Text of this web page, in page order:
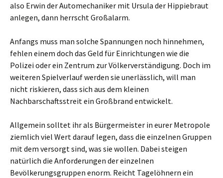
also Erwin der Automechaniker mit Ursula der Hippiebraut
anlegen, dann herrscht Großalarm.
Anfangs muss man solche Spannungen noch hinnehmen,
fehlen einem doch das Geld für Einrichtungen wie die
Polizei oder ein Zentrum zur Völkerverständigung. Doch im
weiteren Spielverlauf werden sie unerlässlich, will man
nicht riskieren, dass sich aus dem kleinen
Nachbarschaftsstreit ein Großbrand entwickelt.
Allgemein solltet ihr als Bürgermeister in eurer Metropole
ziemlich viel Wert darauf legen, dass die einzelnen Gruppen
mit dem versorgt sind, was sie wollen. Dabei steigen
natürlich die Anforderungen der einzelnen
Bevölkerungsgruppen enorm. Reicht Tagelöhnern ein